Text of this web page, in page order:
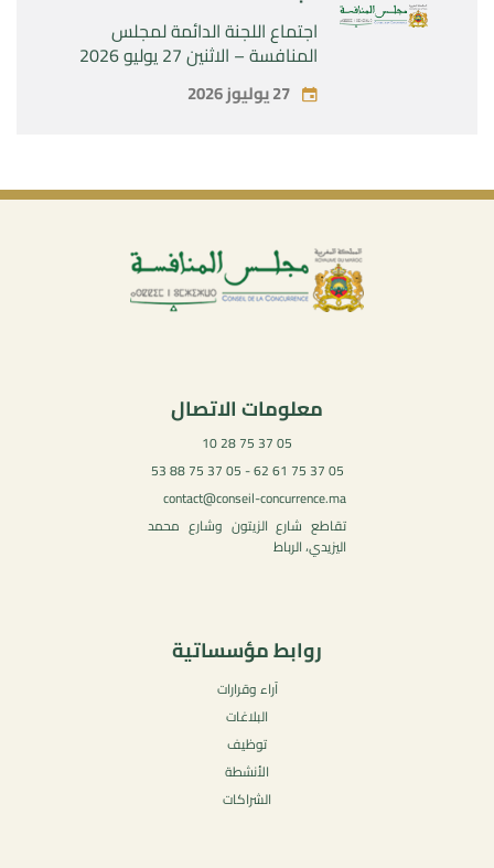
اجتماع اللجنة الدائمة لمجلس
المنافسة – الاثنين 27 يوليو 2026
27 يوليوز 2026
معلومات الاتصال
05 37 75 28 10
05 37 75 61 62 - 05 37 75 88 53
contact@conseil-concurrence.ma
تقاطع شارع الزيتون وشارع محمد
اليزيدي، الرباط
روابط مؤسساتية
آراء وقرارات
البلاغات
توظيف
الأنشطة
الشراكات